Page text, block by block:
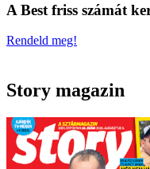
A Best friss számát
Rendeld meg!
Story magazin